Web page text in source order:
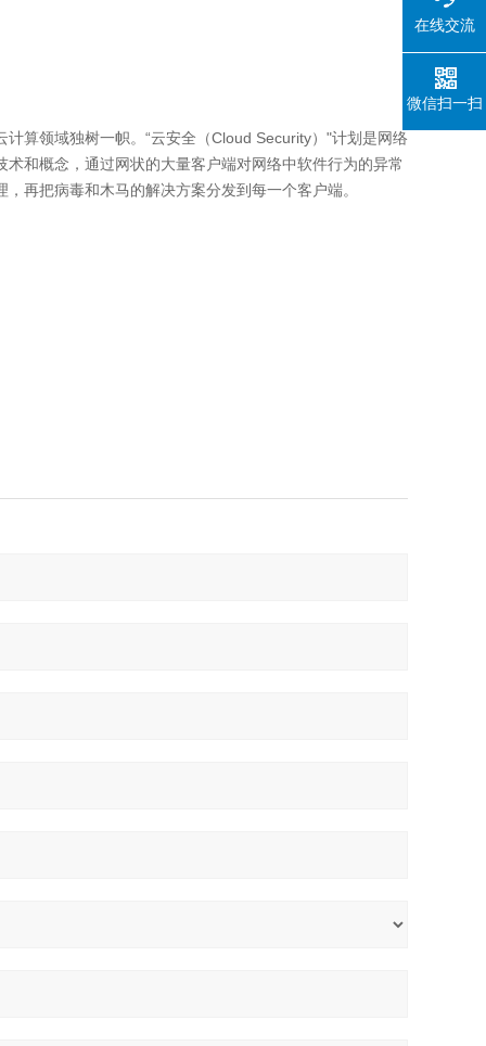
算领域独树一帜。“云安全（Cloud Security）"计划是网络
和概念，通过网状的大量客户端对网络中软件行为的异常
再把病毒和木马的解决方案分发到每一个客户端。
在线交流
微信扫一扫